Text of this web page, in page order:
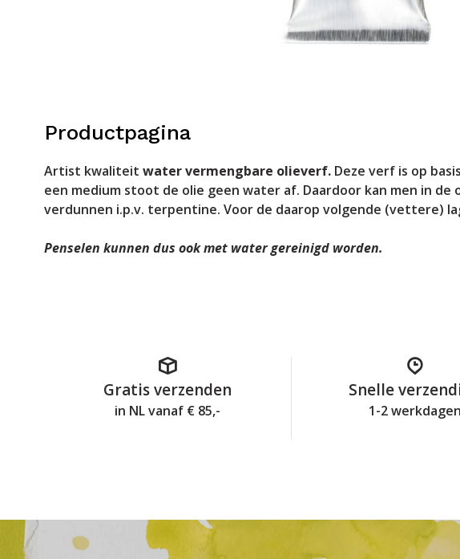
Productpagina
Artist kwaliteit water vermengbare olieverf. Deze verf is op
een medium stoot de olie geen water af. Daardoor kan men in
verdunnen i.p.v. terpentine. Voor de daarop volgende (vettere)
Penselen kunnen dus ook met water gereinigd worden.
Gratis verzenden
in NL vanaf € 85,-
Snelle
1-2 werkdagen